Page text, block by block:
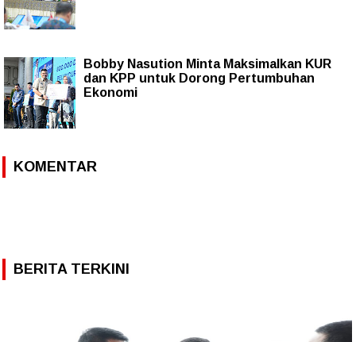
Bobby Nasution Minta Maksimalkan KUR
dan KPP untuk Dorong Pertumbuhan
Ekonomi
KOMENTAR
BERITA TERKINI